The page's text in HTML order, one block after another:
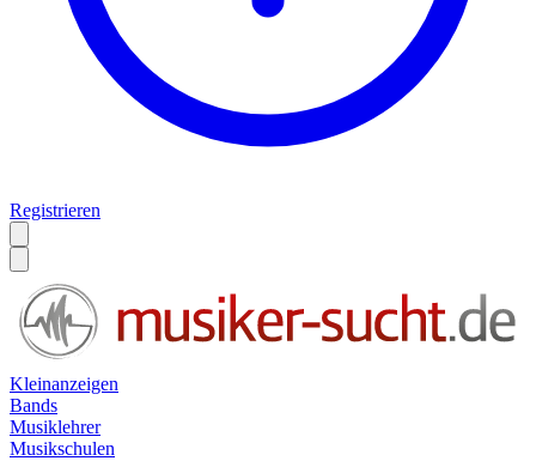
Registrieren
Kleinanzeigen
Bands
Musiklehrer
Musikschulen